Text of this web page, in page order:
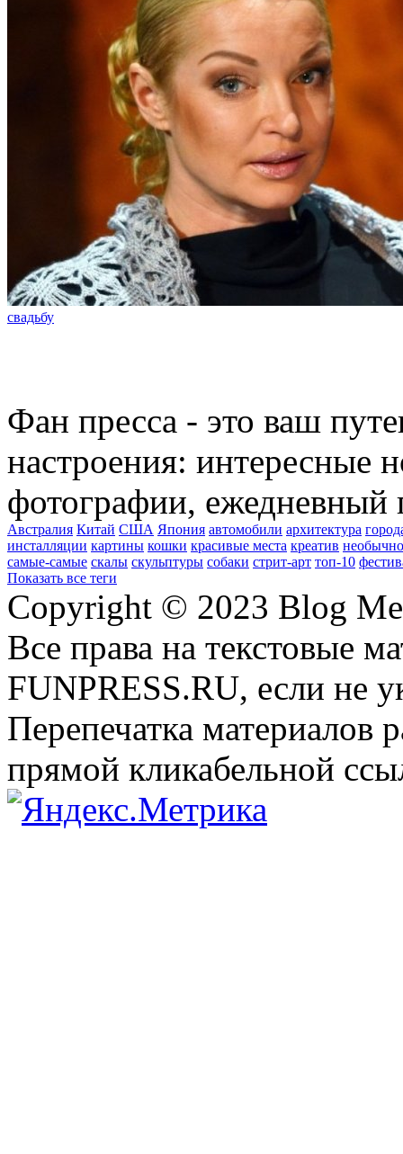
свадьбу
Фан пресса - это ваш
настроения: интересные
фотографии, ежедневный
Австралия Китай США Япония автомобили архитектура
инсталляции картины кошки красивые места креатив
самые-самые скалы скульптуры собаки стрит-арт топ-10
Показать все теги
Copyright © 2023 Blog
Все права на текстовые
FUNPRESS.RU, если не
Перепечатка материалов
прямой кликабельной